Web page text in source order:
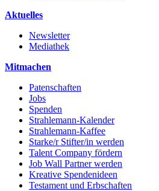
Aktuelles
Newsletter
Mediathek
Mitmachen
Patenschaften
Jobs
Spenden
Strahlemann-Kalender
Strahlemann-Kaffee
Starke/r Stifter/in werden
Talent Company fördern
Job Wall Partner werden
Kreative Spendenideen
Testament und Erbschaften